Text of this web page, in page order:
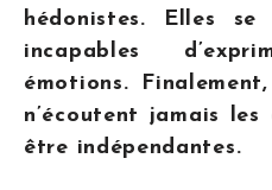
hédonistes. Elles
incapables
émotions.
n’écoutent jamais
être indépendantes.